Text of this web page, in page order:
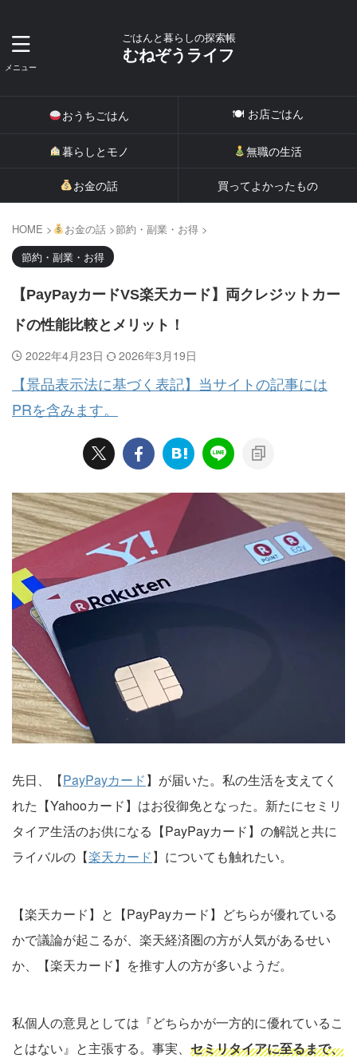
ごはんと暮らしの探索帳
むねぞうライフ
おうちごはん 🍽 お店ごはん
暮らしとモノ 無職の生活
お金の話 買ってよかったもの
HOME > お金の話 >節約・副業・お得 >
節約・副業・お得
【PayPayカードVS楽天カード】両クレジットカー
ドの性能比較とメリット！
2022年4月23日
2026年3月19日
【景品表示法に基づく表記】当サイトの記事には
PRを含みます。
先日、【PayPayカード】が届いた。私の生活を支えてく
れた【Yahooカード】はお役御免となった。新たにセミリ
タイア生活のお供になる【PayPayカード】の解説と共に
ライバルの【楽天カード】についても触れたい。
【楽天カード】と【PayPayカード】どちらが優れている
かで議論が起こるが、楽天経済圏の方が人気があるせい
か、【楽天カード】を推す人の方が多いようだ。
私個人の意見としては『どちらかが一方的に優れているこ
とはない』と主張する。事実、 セミリタイアに至るまで、